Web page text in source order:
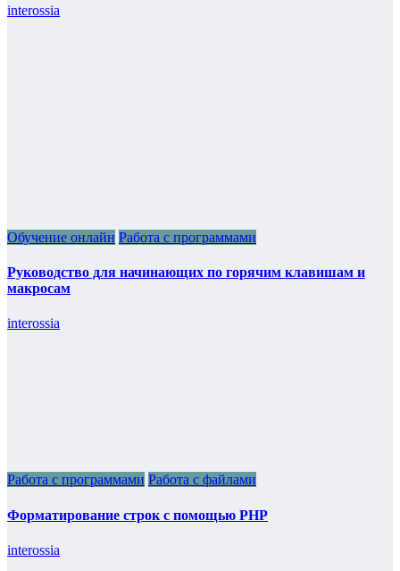
interossia
Обучение онлайн Работа с программами
Руководство для начинающих по горячим клавишам и
макросам
interossia
Работа с программами Работа с файлами
Форматирование строк с помощью PHP
interossia